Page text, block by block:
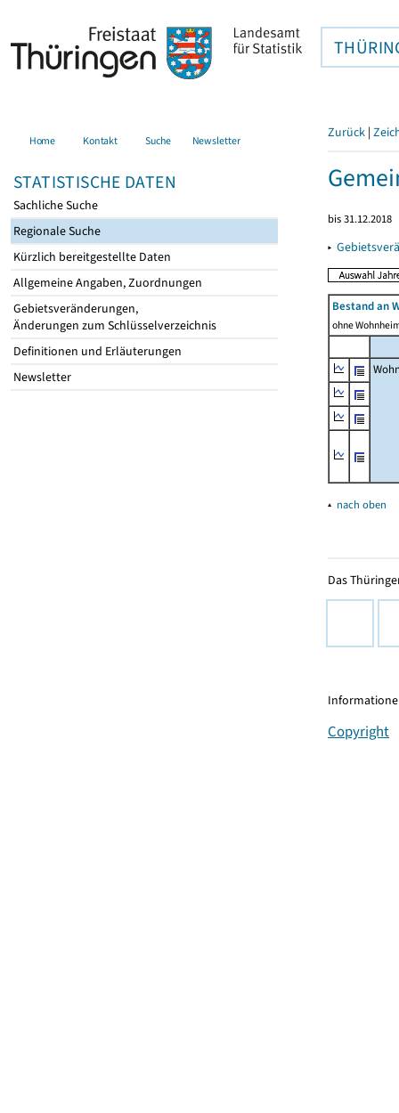
Home Kontakt Suche Newsletter
STATISTISCHE DATEN
Sachliche Suche
Regionale Suche
Kürzlich bereitgestellte Daten
Allgemeine Angaben, Zuordnungen
Gebietsveränderungen,
Änderungen zum Schlüsselverzeichnis
Definitionen und Erläuterungen
Newsletter
Zurück |
bis 31.12.2018
▸
Bestand an
ohne
▴ nach oben
Das
Copyright